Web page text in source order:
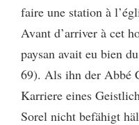
faire une station à
Avant d’arriver à cet
paysan avait eu bien
69). Als ihn der Abbé
Karriere eines
Sorel nicht befähigt